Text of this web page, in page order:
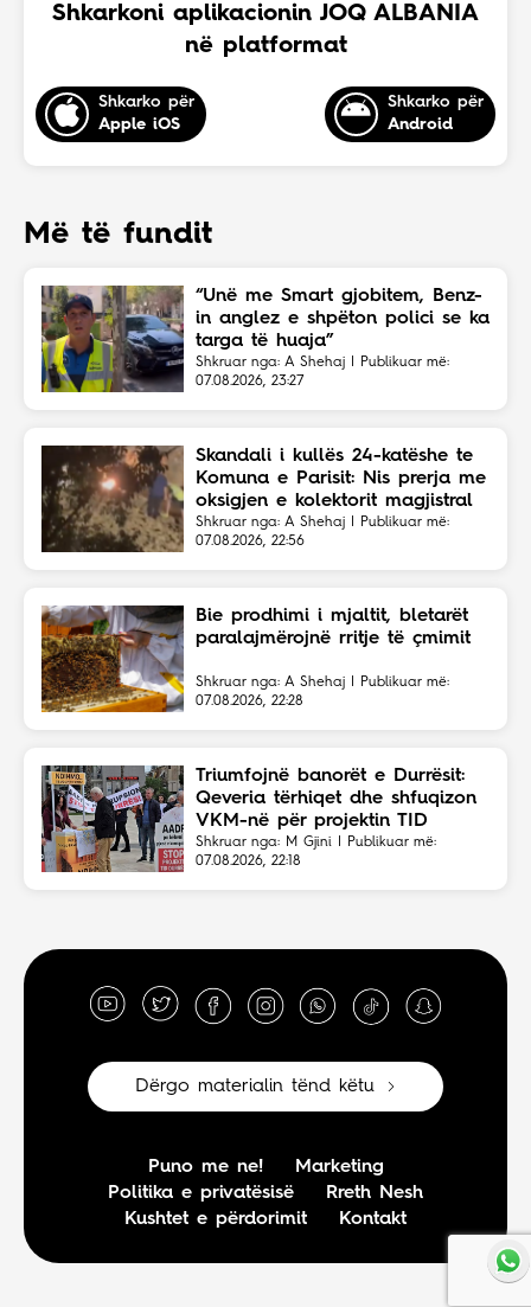
Shkarkoni aplikacionin JOQ ALBANIA
në platformat
Shkarko për
Apple iOS
Shkarko për
Android
Më të fundit
“Unë me Smart gjobitem, Benz-
in anglez e shpëton polici se ka
targa të huaja”
Shkruar nga: A Shehaj | Publikuar më:
07.08.2026, 23:27
Skandali i kullës 24-katëshe te
Komuna e Parisit: Nis prerja me
oksigjen e kolektorit magjistral
në fshehtësi
Shkruar nga: A Shehaj | Publikuar më:
07.08.2026, 22:56
Bie prodhimi i mjaltit, bletarët
paralajmërojnë rritje të çmimit
Shkruar nga: A Shehaj | Publikuar më:
07.08.2026, 22:28
Triumfojnë banorët e Durrësit:
Qeveria tërhiqet dhe shfuqizon
VKM-në për projektin TID
Shkruar nga: M Gjini | Publikuar më:
07.08.2026, 22:18
Dërgo materialin tënd këtu
Puno me ne!
Marketing
Politika e privatësisë
Rreth Nesh
Kushtet e përdorimit
Kontakt